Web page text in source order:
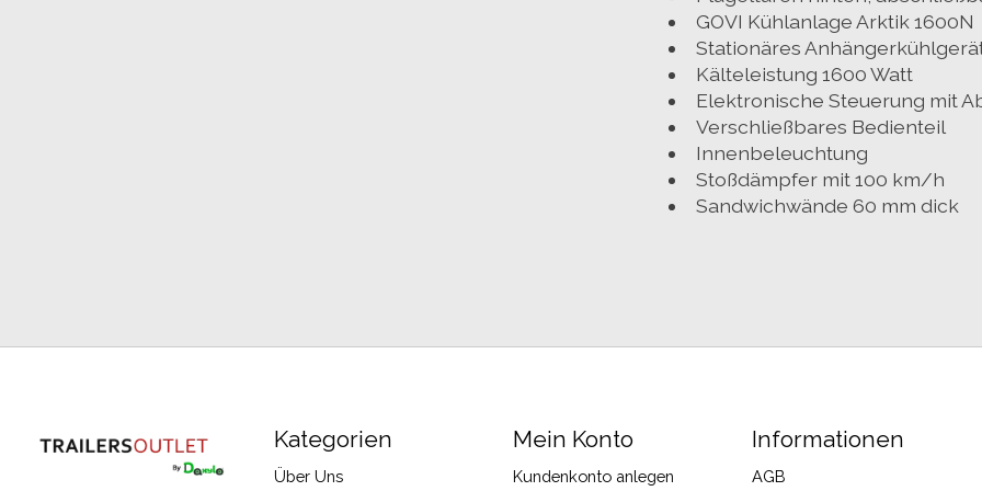
GOVI Kühlanlage Arktik 1600N
Stationäres
Kälteleistung 1600 Watt
Elektronische Steuerung mit
Verschließbares Bedienteil
Innenbeleuchtung
Stoßdämpfer mit 100 km/h
Sandwichwände 60 mm dick
Kategorien
Über Uns
Mein Konto
Kundenkonto anlegen
Informationen
AGB